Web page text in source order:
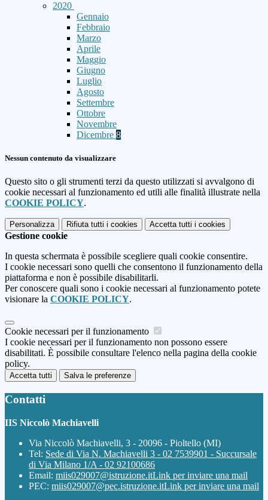
2020
Gennaio
Febbraio
Marzo
Aprile
Maggio
Giugno
Luglio
Agosto
Settembre
Ottobre
Novembre
Dicembre 8
Nessun contenuto da visualizzare
Questo sito o gli strumenti terzi da questo utilizzati si avvalgono di
cookie necessari al funzionamento ed utili alle finalità illustrate nella
COOKIE POLICY.
Personalizza Rifiuta tutti i cookies Accetta tutti i cookies
Gestione cookie
In questa schermata è possibile scegliere quali cookie consentire.
I cookie necessari sono quelli che consentono il funzionamento della
piattaforma e non è possibile disabilitarli.
Per conoscere quali sono i cookie necessari al funzionamento potete
visionare la COOKIE POLICY.
Cookie necessari per il funzionamento
I cookie necessari per il funzionamento non possono essere
disabilitati. È possibile consultare l'elenco nella pagina della cookie
policy.
Accetta tutti Salva le preferenze
Contatti
IIS Niccolò Machiavelli
Via Niccolò Machiavelli, 3 - 20096 - Pioltello (MI)
Tel: Sede di Via N. Machiavelli 3 - 02 7539901 - Succursale
di Via Milano 1/A - 02 92100686
Email: miis029007@istruzione.itLink per inviare una mail
PEC: miis029007@pec.istruzione.itLink per inviare una mail